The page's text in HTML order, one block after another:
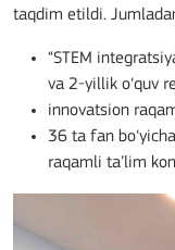
taqdim etildi.
“STEM
va 2-yillik o‘quv
innovatsion
36 ta fan
raqamli ta’lim